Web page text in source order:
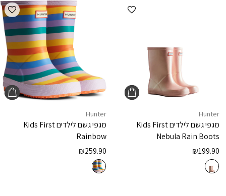
הוספה למועדפים
Hunter
מגפי גשם לילדיםKids First
Nebula Rain Boots
₪199.90
Hunter
מגפי גשם לילדיםKids First
Rainbow
₪259.90